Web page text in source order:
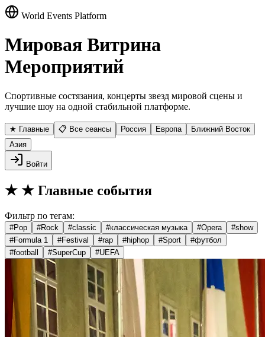
World Events Platform
Мировая Витрина
Мероприятий
Спортивные состязания, концерты звезд мировой сцены и
лучшие шоу на одной стабильной платформе.
★ Главные 📋 Все сеансы Россия Европа
Ближний Восток
Азия
Войти
★ ★ Главные события
Фильтр по тегам:
#Pop #Rock #classic #классическая музыка #Opera #show
#Formula 1 #Festival #rap #hiphop #Sport #футбол
#football #SuperCup #UEFA